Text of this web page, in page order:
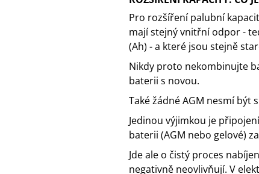
Pro rozšíření palubní
mají stejný vnitřní odpor -
(Ah) - a které jsou stejně
Nikdy proto nekombinujte
baterii s novou.
Také žádné AGM nesmí být
Jedinou výjimkou je
baterii (AGM nebo gelové)
Jde ale o čistý proces
negativně neovlivňují. V